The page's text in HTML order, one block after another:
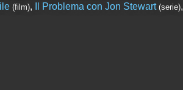
(film), Il Problema con Jon Stewart (serie),